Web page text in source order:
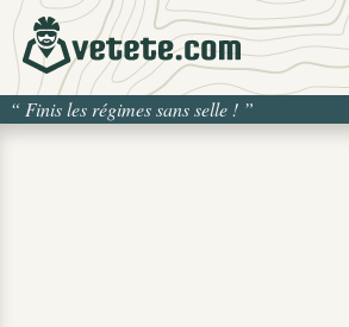
“ Finis les régimes sans selle ! ”